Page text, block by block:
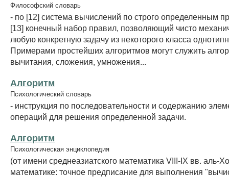
Философский словарь
- по [12] система вычислений по строго определенным
[13] конечный набор правил, позволяющий чисто
любую конкретную задачу из некоторого класса
Примерами простейших алгоритмов могут служить
вычитания, сложения, умножения...
Алгоритм
Психологический словарь
- инструкция по последовательности и содержанию
операций для решения определенной задачи.
Алгоритм
Психологическая энциклопедия
(от имени среднеазиатского математика VIII-IX вв. аль-
математике: точное предписание для выполнения